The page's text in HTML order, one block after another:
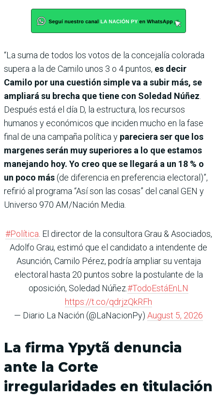
“La suma de todos los votos de la concejalía colorada
supera a la de Camilo unos 3 o 4 puntos, es decir
Camilo por una cuestión simple va a subir más, se
ampliará su brecha que tiene con Soledad Núñez
Después está el día D, la estructura, los recursos
humanos y económicos que inciden mucho en la fase
final de una campaña política y pareciera ser que los
margenes serán muy superiores a lo que estamos
manejando hoy. Yo creo que se llegará a un 18 % o
un poco más(de diferencia en preferencia electoral)”,
refirió al programa “Así son las cosas” del canal GEN y
Universo 970 AM/Nación Media.
#Política . El director de la consultora Grau & Asociados,
Adolfo Grau, estimó que el candidato a intendente de
Asunción, Camilo Pérez, podría ampliar su ventaja
electoral hasta 20 puntos sobre la postulante de la
oposición, Soledad Núñez.#TodoEstáEnLN
https://t.co/qdrjzQkRFh
— Diario La Nación (@LaNacionPy) August 5, 2026
La firma Ypytã denuncia
ante la Corte
irregularidades en titulación